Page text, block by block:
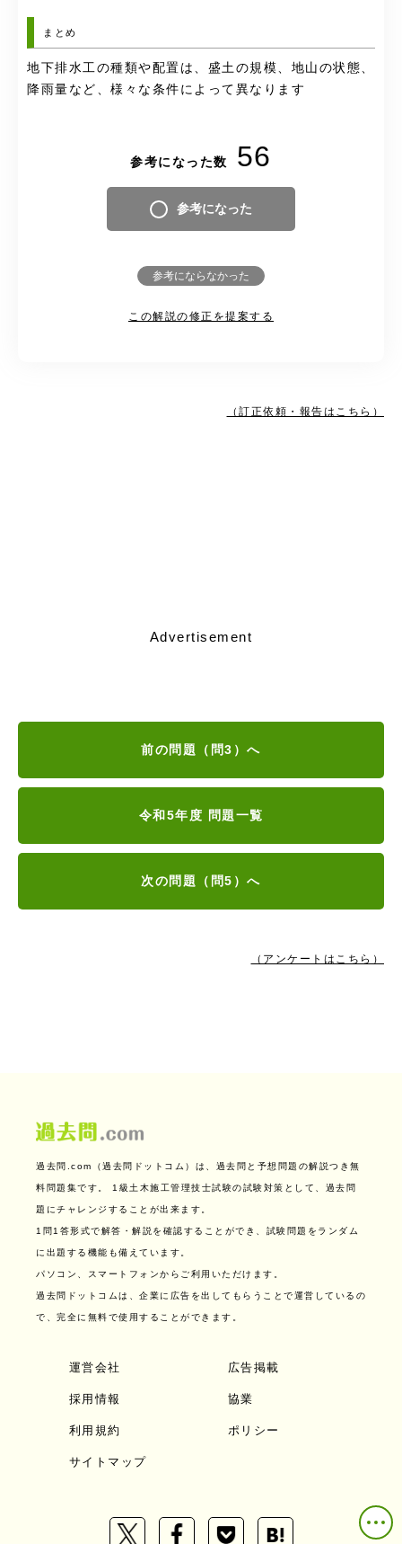
まとめ
地下排水工の種類や配置は、盛土の規模、地山の状態、
降雨量など、様々な条件によって異なります
参考になった数 56
参考になった
参考にならなかった
この解説の修正を提案する
（訂正依頼・報告はこちら）
Advertisement
前の問題（問3）へ
令和5年度 問題一覧
次の問題（問5）へ
（アンケートはこちら）
過去問.com（過去問ドットコム）は、過去問と予想問題の解説つき無
料問題集です。 1級土木施工管理技士試験の試験対策として、過去問
題にチャレンジすることが出来ます。
1問1答形式で解答・解説を確認することができ、試験問題をランダム
に出題する機能も備えています。
パソコン、スマートフォンからご利用いただけます。
過去問ドットコムは、企業に広告を出してもらうことで運営しているの
で、完全に無料で使用することができます。
運営会社 広告掲載
採用情報 協業
利用規約 ポリシー
サイトマップ